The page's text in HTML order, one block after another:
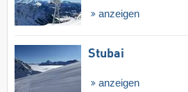
anzeigen
Stubai
anzeigen